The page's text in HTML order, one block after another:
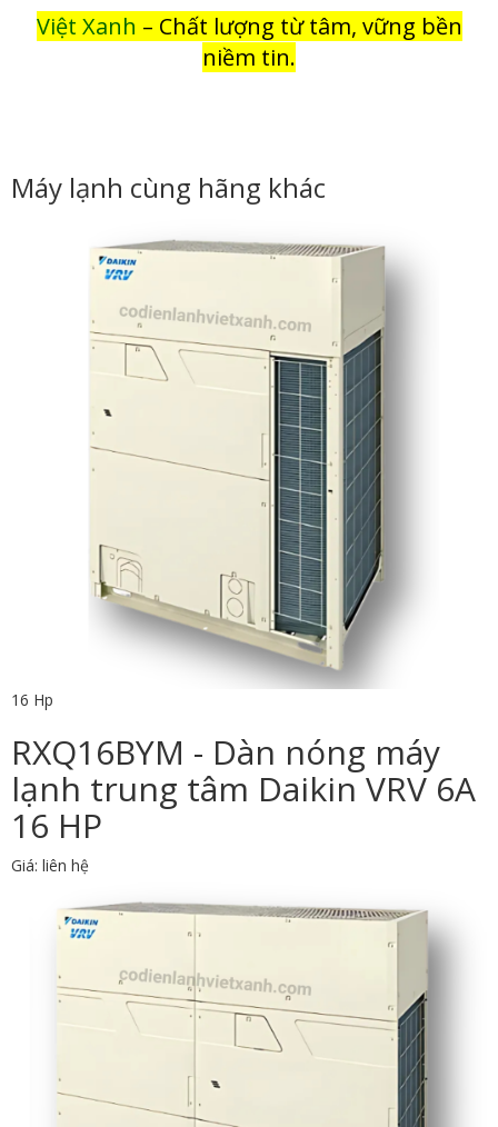
Việt Xanh – Chất lượng từ tâm, vững bền
niềm tin.
Máy lạnh cùng hãng khác
16 Hp
RXQ16BYM - Dàn nóng máy
lạnh trung tâm Daikin VRV 6A
16 HP
Giá: liên hệ